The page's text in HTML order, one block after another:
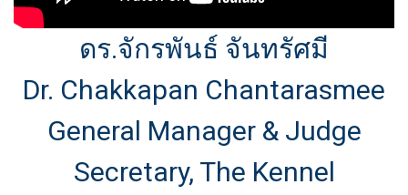
ดร.จักรพันธ์ จันทรัศมี
Dr. Chakkapan Chantarasmee
General Manager & Judge
Secretary, The Kennel